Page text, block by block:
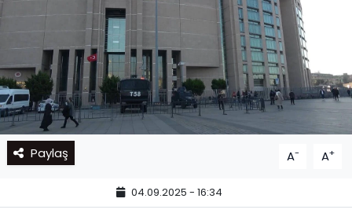
Paylaş A- A+
04.09.2025 - 16:34